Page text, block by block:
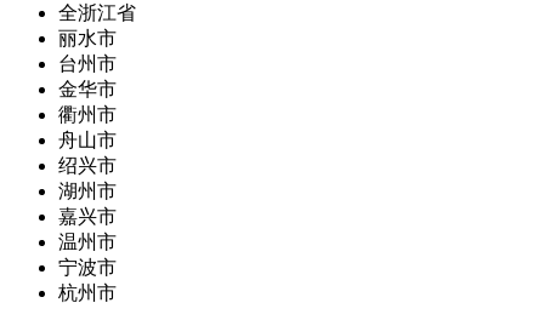
全浙江省
丽水市
台州市
金华市
衢州市
舟山市
绍兴市
湖州市
嘉兴市
温州市
宁波市
杭州市